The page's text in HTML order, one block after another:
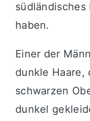
haben.
Einer der
dunkle Haare,
schwarzen
dunkel